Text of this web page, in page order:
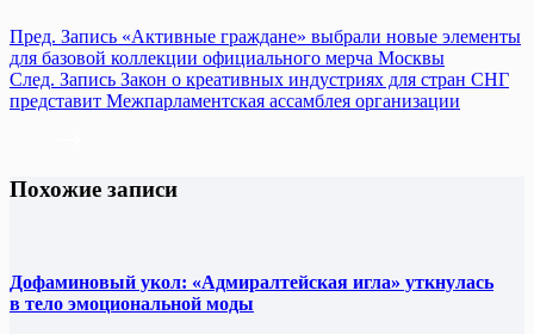
Пред. Запись «Активные граждане» выбрали новые элементы
для базовой коллекции официального мерча Москвы
След. Запись Закон о креативных индустриях для стран СНГ
представит Межпарламентская ассамблея организации
Похожие записи
Дофаминовый укол: «Адмиралтейская игла» уткнулась
в тело эмоциональной моды